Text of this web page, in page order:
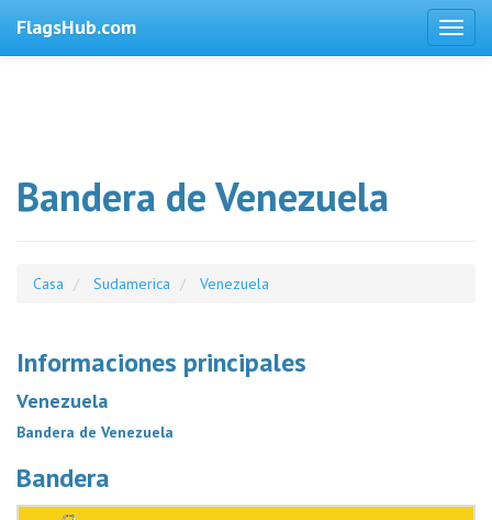
FlagsHub.com
Bandera de Venezuela
Casa Sudamerica Venezuela
Informaciones principales
Venezuela
Bandera de Venezuela
Bandera